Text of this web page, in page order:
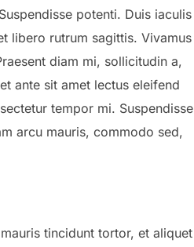
potenti. Duis iaculis
libero rutrum sagittis. Vivamus
diam mi, sollicitudin a,
ante sit amet lectus eleifend
tempor mi. Suspendisse
arcu mauris, commodo sed,
tincidunt tortor, et aliquet